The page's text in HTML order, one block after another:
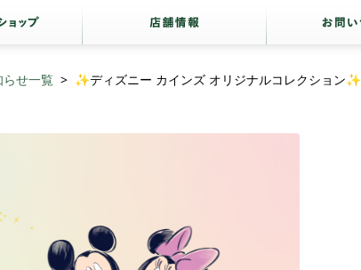
らせ一覧 ✨ディズニー カインズ オリジナルコレクション✨